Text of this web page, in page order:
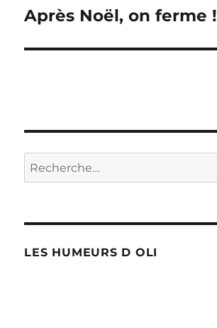
Publication
Après Noël, on ferme !
Recherche
pour :
LES HUMEURS D OLI